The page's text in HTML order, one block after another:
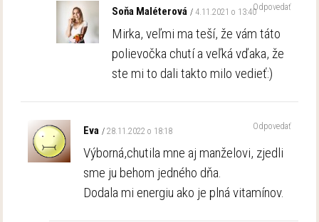
Soňa Maléterová 4.11.2021 o 13:40
Mirka, veľmi ma teší, že vám táto
polievočka chutí a veľká vďaka, že
ste mi to dali takto milo vedieť:)
Odpovedať
Eva 28.11.2022 o 18:18
Výborná,chutila mne aj manželovi, zjedli
sme ju behom jedného dňa.
Dodala mi energiu ako je plná vitamínov.
Odpovedať